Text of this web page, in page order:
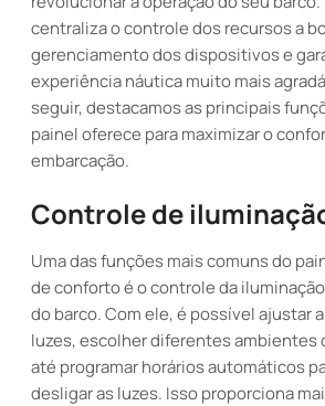
centraliza o controle dos recursos a
gerenciamento dos dispositivos e
experiência náutica muito mais
seguir, destacamos as principais
painel oferece para maximizar o
embarcação.
Controle de
Uma das funções mais comuns do
de conforto é o controle da
do barco. Com ele, é possível ajustar
luzes, escolher diferentes ambientes
até programar horários automáticos
desligar as luzes. Isso proporciona